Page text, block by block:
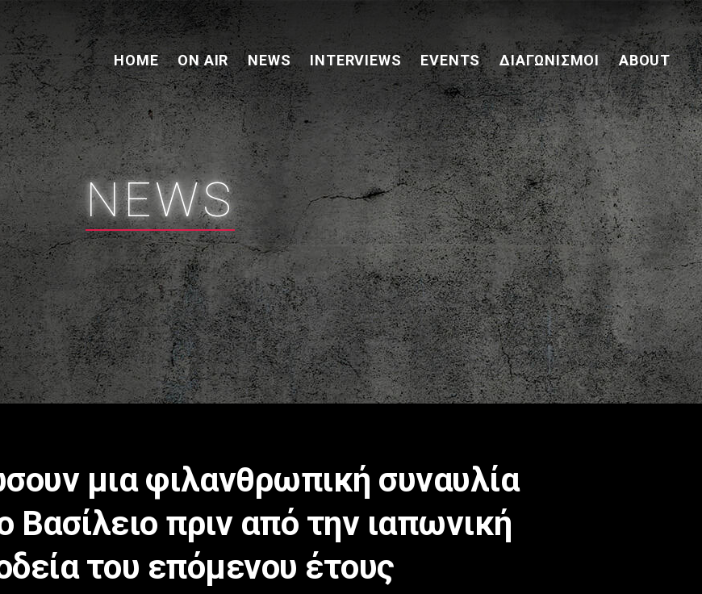
HOME ON AIR NEWS INTERVIEWS EVENTS ΔΙΑΓΩΝΙΣΜΟΊ ABOUT
NEWS
μια φιλανθρωπική συναυλία
πριν από την ιαπωνική
του επόμενου έτους